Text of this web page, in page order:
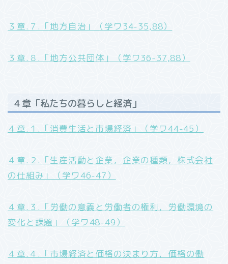
３章.７.「地方自治」（学ワ34-35,88）
３章.８.「地方公共団体」（学ワ36-37,88）
４章「私たちの暮らしと経済」
４章.１.「消費生活と市場経済」（学ワ44-45）
４章.２.「生産活動と企業，企業の種類，株式会社
の仕組み」（学ワ46-47）
４章.３.「労働の意義と労働者の権利，労働環境の
変化と課題」（学ワ48-49）
４章.４.「市場経済と価格の決まり方，価格の働